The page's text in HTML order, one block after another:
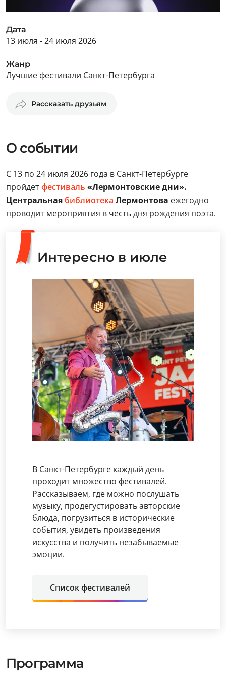
Дата
13 июля - 24 июля 2026
Жанр
Лучшие фестивали Санкт-Петербурга
Рассказать друзьям
О событии
С 13 по 24 июля 2026 года в Санкт-Петербурге
пройдетфестиваль «Лермонтовские дни».
Центральнаябиблиотека Лермонтова ежегодно
проводит мероприятия в честь дня рождения поэта.
Интересно в июле
В Санкт-Петербурге каждый день
проходит множество фестивалей.
Рассказываем, где можно послушать
музыку, продегустировать авторские
блюда, погрузиться в исторические
события, увидеть произведения
искусства и получить незабываемые
эмоции.
Список фестивалей
Программа